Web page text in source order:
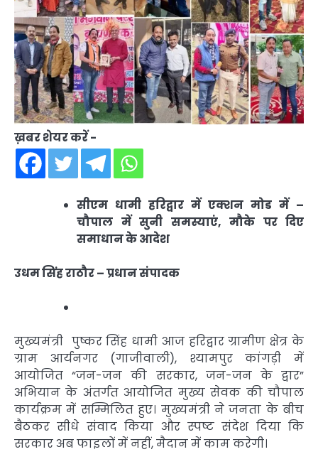
ख़बर शेयर करें -
सीएम धामी हरिद्वार में एक्शन मोड में –
चौपाल में सुनी समस्याएं, मौके पर दिए
समाधान के आदेश
उधम सिंह राठौर – प्रधान संपादक
मुख्यमंत्री पुष्कर सिंह धामी आज हरिद्वार ग्रामीण क्षेत्र के
ग्राम आर्यनगर (गाजीवाली), श्यामपुर कांगड़ी में
आयोजित “जन-जन की सरकार, जन-जन के द्वार”
अभियान के अंतर्गत आयोजित मुख्य सेवक की चौपाल
कार्यक्रम में सम्मिलित हुए। मुख्यमंत्री ने जनता के बीच
बैठकर सीधे संवाद किया और स्पष्ट संदेश दिया कि
सरकार अब फाइलों में नहीं, मैदान में काम करेगी।